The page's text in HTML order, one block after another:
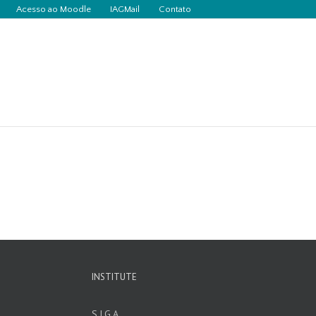
Acesso ao Moodle IAGMail Contato
INSTITUTE